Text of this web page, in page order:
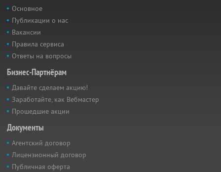
Основное
Публикации о нас
Вакансии
Правила сервиса
Ответы на вопросы
Бизнес-Партнёрам
Давайте сделаем акцию!
Заработайте, как Вебмастер
Прошедшие акции
Документы
Агентский договор
Лицензионный договор
Публичная оферта